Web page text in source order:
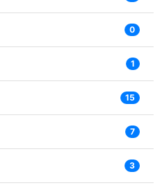
0
1
15
7
3